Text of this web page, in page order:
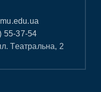
55-37-54
Театральна, 2